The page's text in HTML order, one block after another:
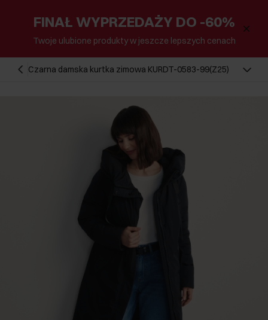
FINAŁ WYPRZEDAŻY DO -60%
Twoje ulubione produkty w jeszcze lepszych cenach
Czarna damska kurtka zimowa KURDT-0583-99(Z25)